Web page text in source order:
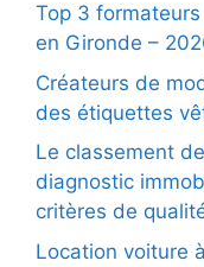
Top 3
en Gironde –
Créateurs de
des étiquettes
Le classement
diagnostic
critères de
Location voiture